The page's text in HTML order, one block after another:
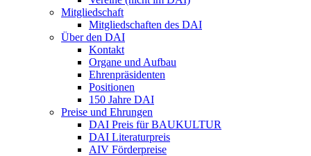
Mitgliedschaft
Mitgliedschaften des DAI
Über den DAI
Kontakt
Organe und Aufbau
Ehrenpräsidenten
Positionen
150 Jahre DAI
Preise und Ehrungen
DAI Preis für BAUKULTUR
DAI Literaturpreis
AIV Förderpreise